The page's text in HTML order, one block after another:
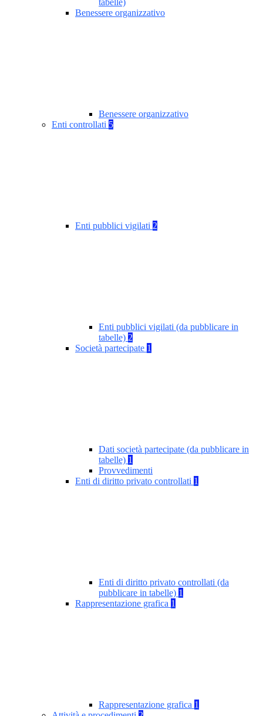
tabelle)
Benessere organizzativo
Benessere organizzativo
Enti controllati 5
Enti pubblici vigilati 2
Enti pubblici vigilati (da pubblicare in
tabelle) 2
Società partecipate 1
Dati società partecipate (da pubblicare in
tabelle) 1
Provvedimenti
Enti di diritto privato controllati 1
Enti di diritto privato controllati (da
pubblicare in tabelle) 1
Rappresentazione grafica 1
Rappresentazione grafica 1